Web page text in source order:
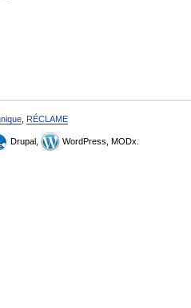
RÉCLAME
Drupal, WordPress, MODx.